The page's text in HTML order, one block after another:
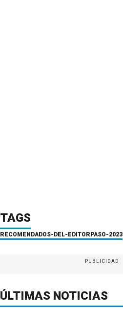
TAGS
RECOMENDADOS-DEL-EDITORPASO-2023
PUBLICIDAD
ÚLTIMAS NOTICIAS